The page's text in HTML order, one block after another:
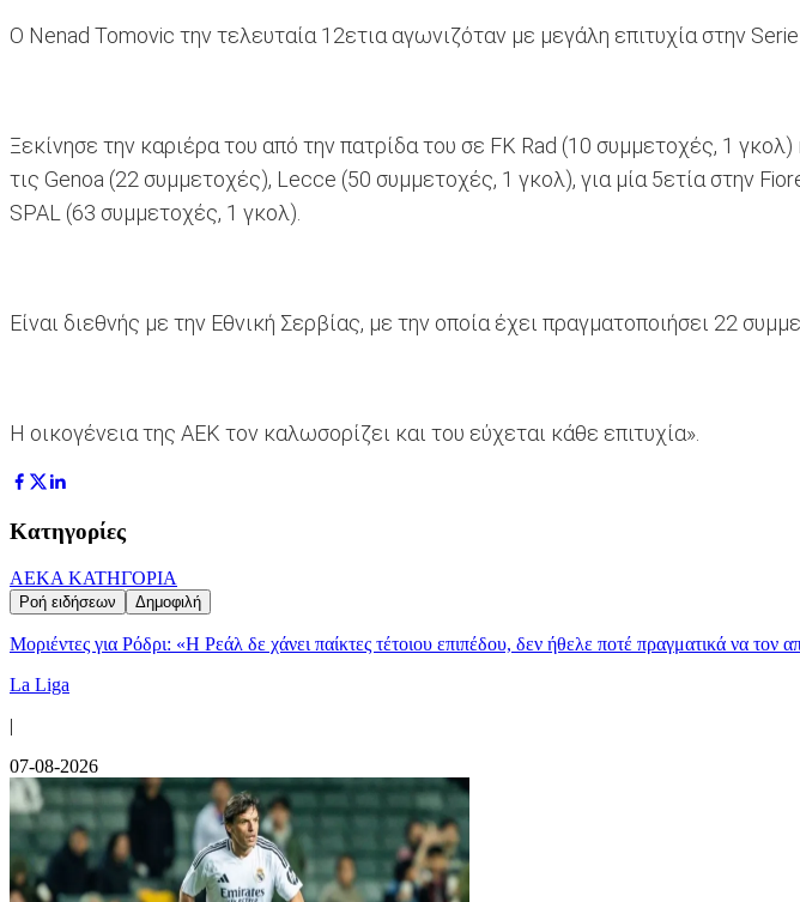
O Nenad Tomovic την τελευταία 12ετια αγωνιζόταν με μεγάλη επιτυχία στην
Ξεκίνησε την καριέρα του από την πατρίδα του σε FK Rad (10 συμμετοχές, 1
τις Genoa (22 συμμετοχές), Lecce (50 συμμετοχές, 1 γκολ), για μία 5ετία στην
SPAL (63 συμμετοχές, 1 γκολ).
Είναι διεθνής με την Εθνική Σερβίας, με την οποία έχει πραγματοποιήσει 22
H oικογένεια της ΑΕΚ τον καλωσορίζει και του εύχεται κάθε επιτυχία».
Κατηγορίες
ΑΕΚΑ ΚΑΤΗΓΟΡΙΑ
Ροή ειδήσεων Δημοφιλή
Μοριέντες για Ρόδρι: «Η Ρεάλ δε χάνει παίκτες τέτοιου επιπέδου, δεν ήθελε ποτέ πραγματικά να τον
La Liga
|
07-08-2026